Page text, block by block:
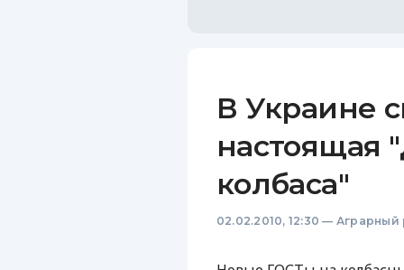
В Украине
настоящая
колбаса"
02.02.2010, 12:30 — Аграрный